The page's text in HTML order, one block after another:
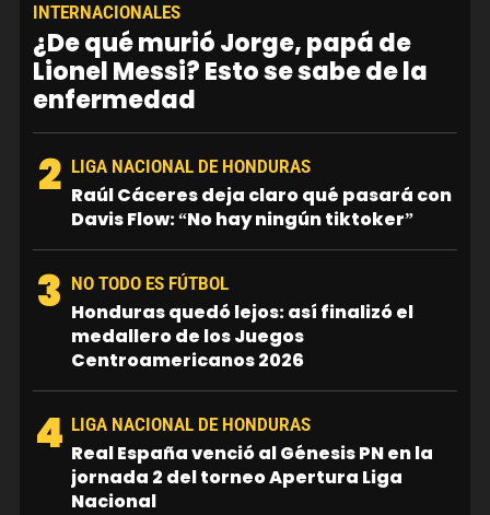
INTERNACIONALES
¿De qué murió Jorge, papá de
Lionel Messi? Esto se sabe de la
enfermedad
2 LIGA NACIONAL DE HONDURAS
Raúl Cáceres deja claro qué pasará con
Davis Flow: “No hay ningún tiktoker”
3 NO TODO ES FÚTBOL
Honduras quedó lejos: así finalizó el
medallero de los Juegos
Centroamericanos 2026
4 LIGA NACIONAL DE HONDURAS
Real España venció al Génesis PN en la
jornada 2 del torneo Apertura Liga
Nacional